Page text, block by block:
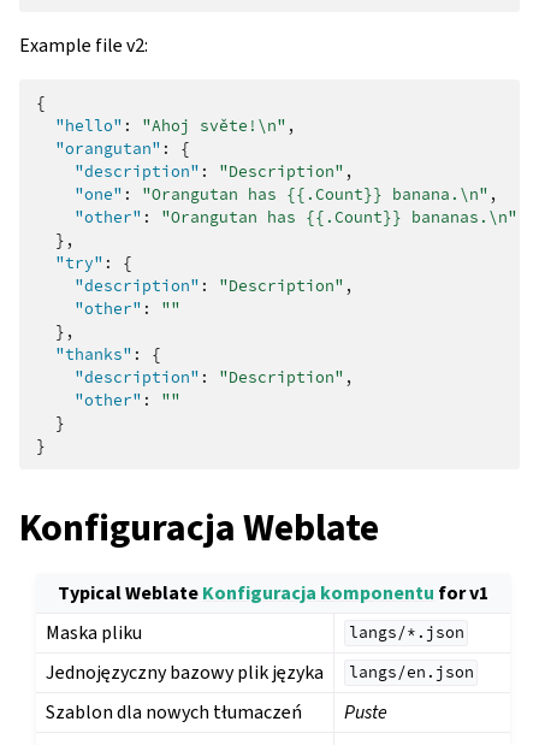
Example file v2:
{
"hello" : "Ahoj světe!\n" ,
"orangutan" :
{
"description" : "Description" ,
"one" : "Orangutan has {{.Count}} banana.\n" ,
"other" :
"Orangutan has {{.Count}} bananas.\n"
},
"try" :
{
"description" : "Description" ,
"other" :
""
},
"thanks" :
{
"description" : "Description" ,
"other" :
""
}
}
Konfiguracja Weblate
Typical WeblateKonfiguracja komponentu for v1
Maska pliku
langs/*.json
Jednojęzyczny bazowy plik języka langs/en.json
Szablon dla nowych tłumaczeń
Puste